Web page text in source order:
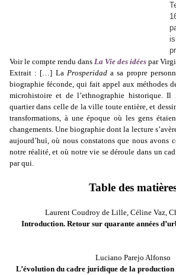
Voir le compte rendu dans La Vie des idées par
Extrait : […] La Prosperidada sa propre
biographie féconde, qui fait appel aux méthodes
microhistoire et de l’ethnographie historique.
quartier dans celle de la ville toute entière, et
transformations, à une époque où les gens
changements. Une biographie dont la lecture
aujourd’hui, où nous constatons que nous avons
notre réalité, et où notre vie se déroule dans un
par qui.
Table des
Laurent Coudroy de Lille, Céline Vaz,
Introduction. Retour sur quarante années
Luciano Parejo Alfonso
L’évolution du cadre juridique de la production